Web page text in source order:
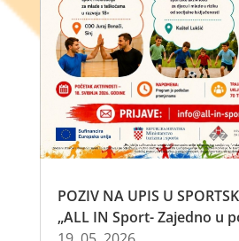
POZIV NA UPIS U
„ALL IN Sport- Zajedno u